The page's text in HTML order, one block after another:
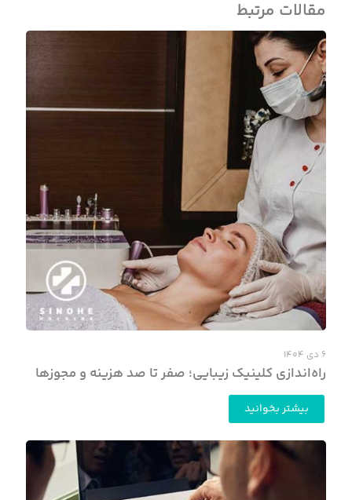
مقالات مرتبط
۶ دی ۱۴۰۴
راه‌اندازی کلینیک زیبایی؛ صفر تا صد هزینه و مجوزها
بیشتر بخوانید